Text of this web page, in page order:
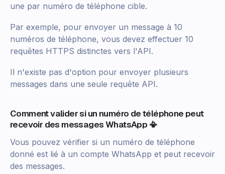
une par numéro de téléphone cible.
Par exemple, pour envoyer un message à 10
numéros de téléphone, vous devez effectuer 10
requêtes HTTPS distinctes vers l'API.
Il n'existe pas d'option pour envoyer plusieurs
messages dans une seule requête API.
Comment valider si un numéro de téléphone peut
recevoir des messages WhatsApp 📳
Vous pouvez vérifier si un numéro de téléphone
donné est lié à un compte WhatsApp et peut recevoir
des messages.